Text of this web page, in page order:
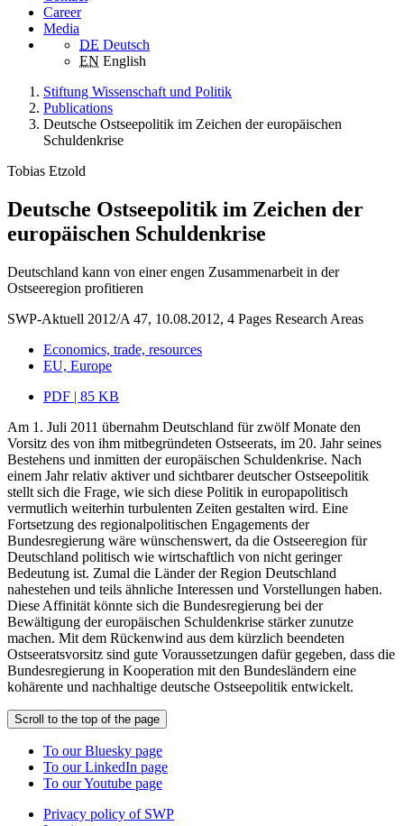
Career
Media
DE Deutsch
EN English
Stiftung Wissenschaft und Politik
Publications
Deutsche Ostseepolitik im Zeichen der europäischen
Schuldenkrise
Tobias Etzold
Deutsche Ostseepolitik im Zeichen der
europäischen Schuldenkrise
Deutschland kann von einer engen Zusammenarbeit in der
Ostseeregion profitieren
SWP-Aktuell 2012/A 47, 10.08.2012, 4 Pages Research Areas
Economics, trade, resources
EU, Europe
PDF | 85 KB
Am 1. Juli 2011 übernahm Deutschland für zwölf Monate den
Vorsitz des von ihm mitbegründeten Ostseerats, im 20. Jahr seines
Bestehens und inmitten der europäischen Schuldenkrise. Nach
einem Jahr relativ aktiver und sichtbarer deutscher Ostseepolitik
stellt sich die Frage, wie sich diese Politik in europapolitisch
vermutlich weiterhin turbulenten Zeiten gestalten wird. Eine
Fortsetzung des regionalpolitischen Engagements der
Bundesregierung wäre wünschenswert, da die Ostseeregion für
Deutschland politisch wie wirtschaftlich von nicht geringer
Bedeutung ist. Zumal die Länder der Region Deutschland
nahestehen und teils ähnliche Interessen und Vorstellungen haben.
Diese Affinität könnte sich die Bundesregierung bei der
Bewältigung der europäischen Schuldenkrise stärker zunutze
machen. Mit dem Rückenwind aus dem kürzlich beendeten
Ostseeratsvorsitz sind gute Voraussetzungen dafür gegeben, dass die
Bundesregierung in Kooperation mit den Bundesländern eine
kohärente und nachhaltige deutsche Ostseepolitik entwickelt.
Scroll to the top of the page
To our Bluesky page
To our LinkedIn page
To our Youtube page
Privacy policy of SWP